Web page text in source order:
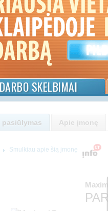
DARBO SKELBIMAI
pasiūlymas Apie įmonę
Smulkiau apie šią įmonę